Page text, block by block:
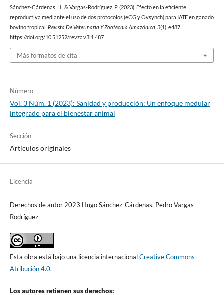
Sánchez-Cárdenas, H., & Vargas-Rodríguez, P. (2023). Efecto en la eficiente
reproductiva mediante el uso de dos protocolos (eCG y Ovsynch) para IATF en ganado
bovino tropical. Revista De Veterinaria Y Zootecnia Amazónica 3(1), e487.
https://doi.org/10.51252/revza.v3i1.487
Más formatos de cita
Número
Vol. 3 Núm. 1 (2023): Sanidad y producción: Un enfoque medular
integrado para el bienestar animal
Sección
Artículos originales
Licencia
Derechos de autor 2023 Hugo Sánchez-Cárdenas, Pedro Vargas-
Rodríguez
Esta obra está bajo una licencia internacionalCreative Commons
Atribución 4.0.
Los autores retienen sus derechos: